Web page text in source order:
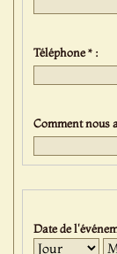
Téléphone * :
Comment nous
Date de
Jour